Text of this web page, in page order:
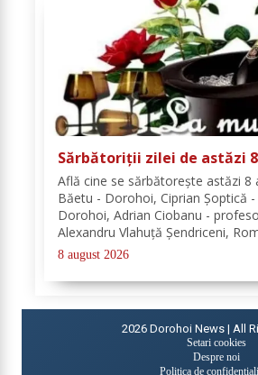
Sărbătoriții zilei de astăzi
Află cine se sărbătoreşte astăzi 8
Băetu - Dorohoi, Ciprian Șoptică
Dorohoi, Adrian Ciobanu -
Alexandru Vlahuță Șendriceni,
de familie comuna Vârfu
News urează tuturor La mulți ani!...
8 august 2026
2026 Dorohoi News | All
Setari cookies
Despre noi
Politica de